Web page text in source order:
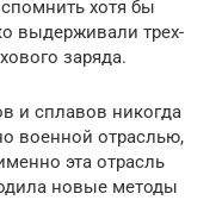
хотя бы
выдерживали трех-
заряда.
и сплавов никогда
военной отраслью,
эта отрасль
новые методы